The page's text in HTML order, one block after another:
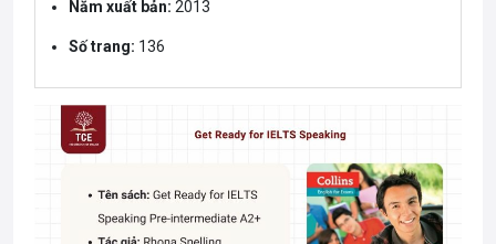
Năm xuất bản: 2013
Số trang: 136